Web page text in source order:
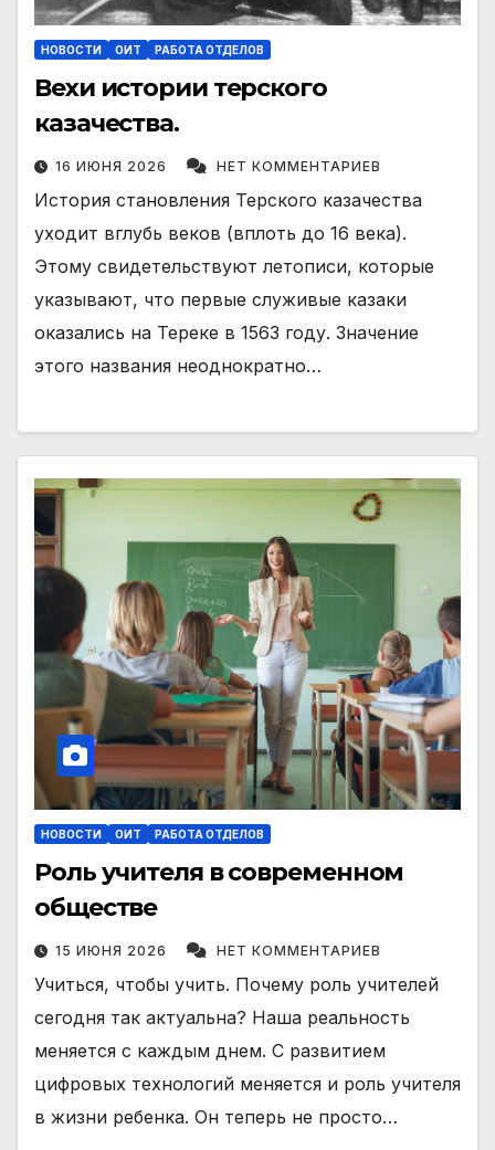
НОВОСТИ ОИТ РАБОТА ОТДЕЛОВ
Вехи истории терского
казачества.
16 ИЮНЯ 2026 НЕТ КОММЕНТАРИЕВ
История становления Терского казачества
уходит вглубь веков (вплоть до 16 века).
Этому свидетельствуют летописи, которые
указывают, что первые служивые казаки
оказались на Тереке в 1563 году. Значение
этого названия неоднократно…
НОВОСТИ ОИТ РАБОТА ОТДЕЛОВ
Роль учителя в современном
обществе
15 ИЮНЯ 2026 НЕТ КОММЕНТАРИЕВ
Учиться, чтобы учить. Почему роль учителей
сегодня так актуальна? Наша реальность
меняется с каждым днем. С развитием
цифровых технологий меняется и роль учителя
в жизни ребенка. Он теперь не просто…